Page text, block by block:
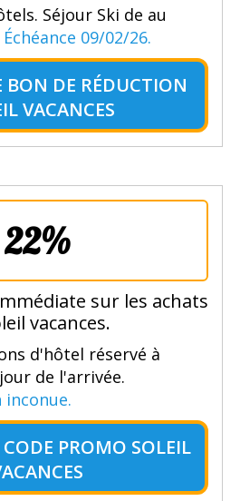
Séjour Ski de au
Échéance 09/02/26.
BON DE RÉDUCTION
VACANCES
22%
sur les achats
vacances.
d'hôtel réservé à
de l'arrivée.
CODE PROMO SOLEIL